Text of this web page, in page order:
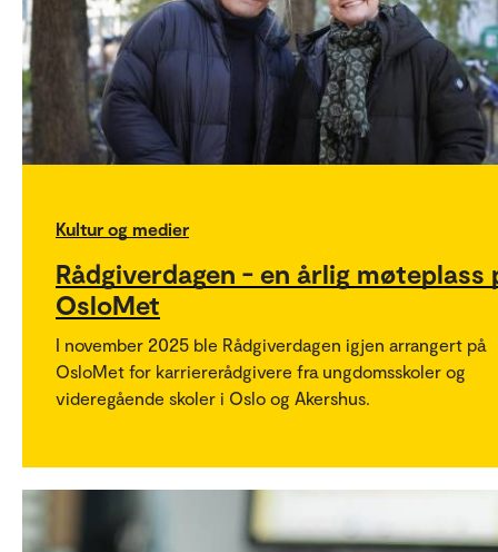
Kultur og medier
Rådgiverdagen - en årlig møteplass
OsloMet
I november 2025 ble Rådgiverdagen igjen arrangert på
OsloMet for karriererådgivere fra ungdomsskoler og
videregående skoler i Oslo og Akershus.